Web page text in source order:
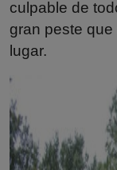
culpable de
gran peste que
lugar.